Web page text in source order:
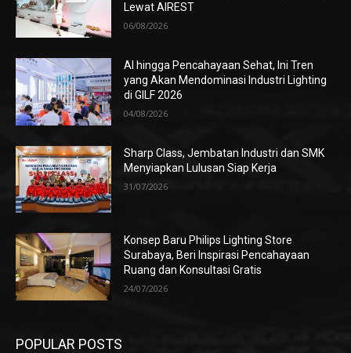
Lewat AIREST
06/08/2026
AI hingga Pencahayaan Sehat, Ini Tren
yang Akan Mendominasi Industri Lighting
di GILF 2026
04/08/2026
Sharp Class, Jembatan Industri dan SMK
Menyiapkan Lulusan Siap Kerja
31/07/2026
Konsep Baru Philips Lighting Store
Surabaya, Beri Inspirasi Pencahayaan
Ruang dan Konsultasi Gratis
24/07/2026
POPULAR POSTS